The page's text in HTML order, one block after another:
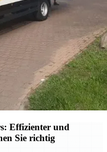
Effizienter und
Sie richtig